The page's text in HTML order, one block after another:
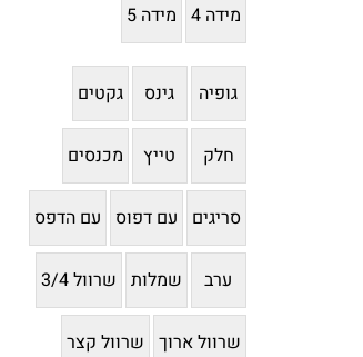
מידה 4 מידה 5
גופיה גינס גקטים
חלק טייץ מכנסים
סריגים עם דפוס עם הדפס
ערב שמלות שרוול 3/4
שרוול ארוך שרוול קצר